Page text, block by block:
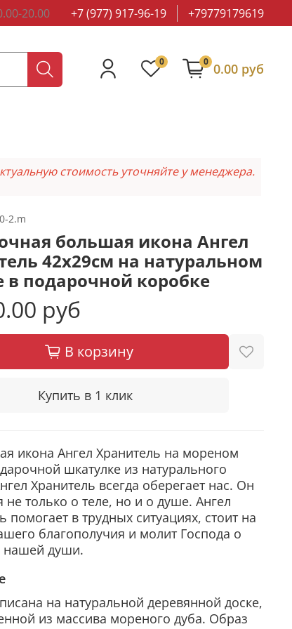
20.00 +7 (977) 917-96-19 +79779179619
0 0 0.00 руб
стоимость уточняйте у менеджера.
2.m
большая икона Ангел
42х29см на натуральном
в подарочной коробке
руб
В корзину
Купить в 1 клик
икона Ангел Хранитель на мореном
шкатулке из натурального
Хранитель всегда оберегает нас. Он
не только о теле, но и о душе. Ангел
помогает в трудных ситуациях, стоит на
благополучия и молит Господа о
нашей души.
на натуральной деревянной доске,
из массива мореного дуба. Образ